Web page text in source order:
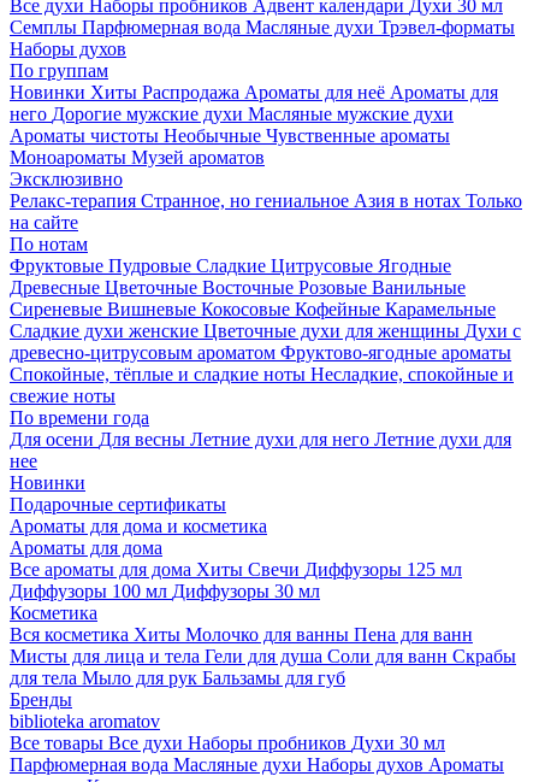
Все духи Наборы пробников Адвент календари Духи 30 мл
Семплы Парфюмерная вода Масляные духи Трэвел-форматы
Наборы духов
По группам
Новинки Хиты Распродажа Ароматы для неё Ароматы для
него Дорогие мужские духи Масляные мужские духи
Ароматы чистоты Необычные Чувственные ароматы
Моноароматы Музей ароматов
Эксклюзивно
Релакс-терапия Странное, но гениальное Азия в нотах Только
на сайте
По нотам
Фруктовые Пудровые Сладкие Цитрусовые Ягодные
Древесные Цветочные Восточные Розовые Ванильные
Сиреневые Вишневые Кокосовые Кофейные Карамельные
Сладкие духи женские Цветочные духи для женщины Духи с
древесно-цитрусовым ароматом Фруктово-ягодные ароматы
Спокойные, тёплые и сладкие ноты Несладкие, спокойные и
свежие ноты
По времени года
Для осени Для весны Летние духи для него Летние духи для
нее
Новинки
Подарочные сертификаты
Ароматы для дома и косметика
Ароматы для дома
Все ароматы для дома Хиты Свечи Диффузоры 125 мл
Диффузоры 100 мл Диффузоры 30 мл
Косметика
Вся косметика Хиты Молочко для ванны Пена для ванн
Мисты для лица и тела Гели для душа Соли для ванн Скрабы
для тела Мыло для рук Бальзамы для губ
Бренды
biblioteka aromatov
Все товары Все духи Наборы пробников Духи 30 мл
Парфюмерная вода Масляные духи Наборы духов Ароматы